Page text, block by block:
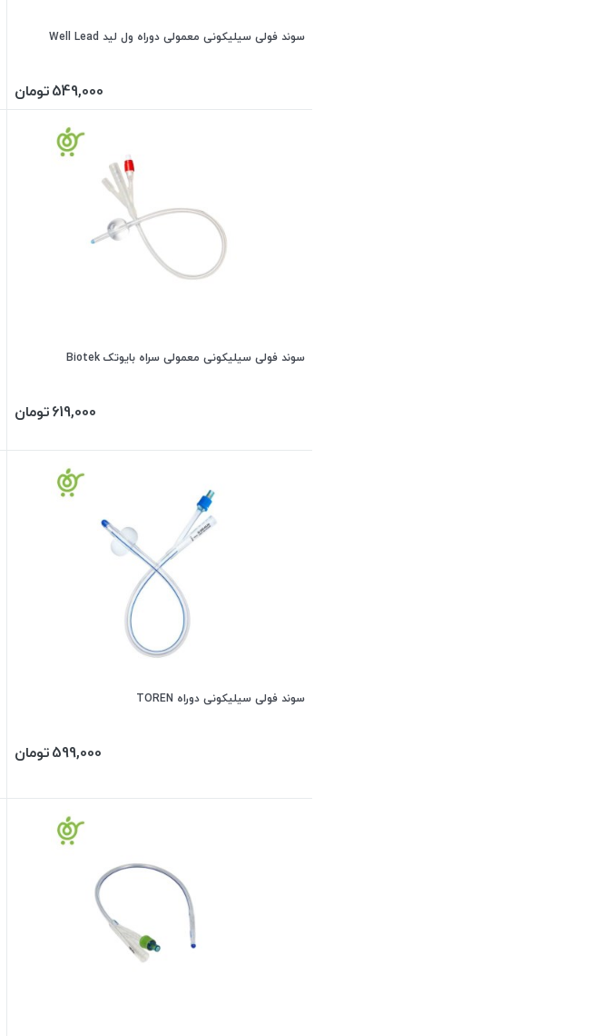
سوند فولی سیلیکونی معمولی دوراه ول لید Well Lead
549,000تومان
سوند فولی سیلیکونی معمولی سراه بایوتک Biotek
619,000تومان
سوند فولی سیلیکونی دوراه TOREN
599,000تومان